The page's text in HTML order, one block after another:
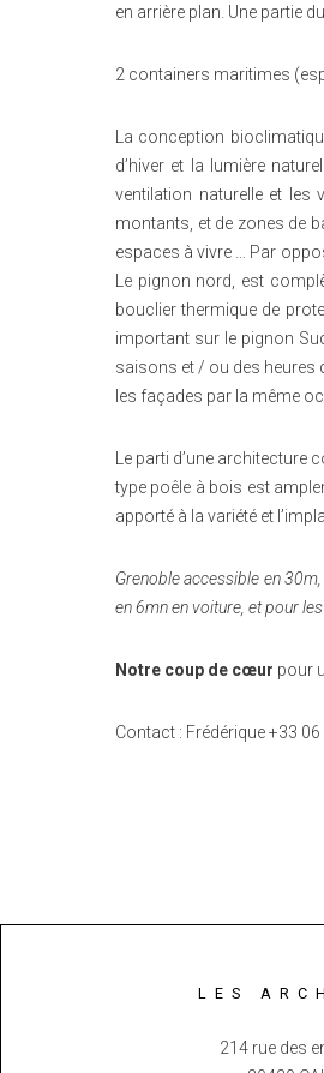
en arrière plan. Une partie
2 containers maritimes
La conception
d’hiver et la lumière
ventilation naturelle et les
montants, et de zones de
espaces à vivre … Par
Le pignon nord, est
bouclier thermique de
important sur le pignon
saisons et / ou des heures
les façades par la même
Le parti d’une
type poêle à bois est
apporté à la variété et
Grenoble accessible en
en 6mn en voiture, et pour
Notre coup de cœur pour
Contact : Frédérique +33
LES
214 rue des